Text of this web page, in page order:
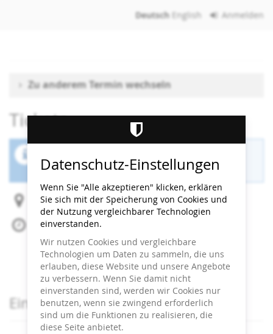
Deutsch English Anmelden
Zu anderem Termin wechseln
Tickets
ist beendet.
Heidi Horten Collection
Sa, 16. Mai 2026
Beginn:
13:30 Uhr
Ende:14:00Uhr
Zum Kalender hinzufügen
Produkte
Eintrittskarten
Datenschutz-Einstellungen
Wenn Sie "Alle akzeptieren" klicken, erklären
Sie sich mit der Speicherung von Cookies und
der Nutzung vergleichbarer Technologien
einverstanden.
Wir nutzen Cookies und vergleichbare
Technologien um Daten zu sammeln, die uns
erlauben, diese Website und unsere Angebote
zu verbessern. Wenn Sie damit nicht
einverstanden sind, werden wir Cookies nur
benutzen, wenn sie zwingend erforderlich
sind um die Funktionen zu realisieren, die
diese Seite anbietet.